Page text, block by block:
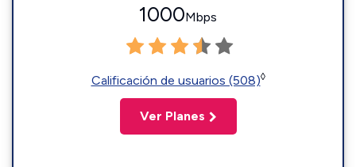
1000Mbps
Calificación de usuarios (508)◊
Ver Planes